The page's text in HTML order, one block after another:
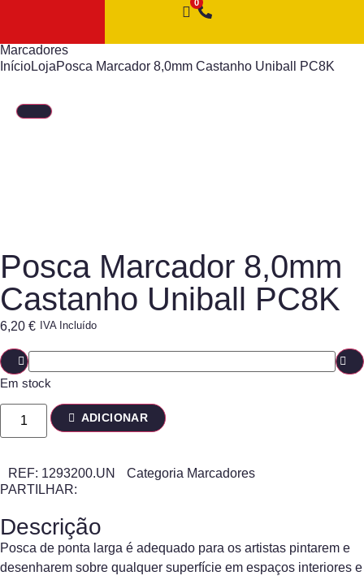
Marcadores
InícioLojaPosca Marcador 8,0mm Castanho Uniball PC8K
Posca Marcador 8,0mm
Castanho Uniball PC8K
6,20 € IVA Incluído
Em stock
ADICIONAR
REF: 1293200.UN Categoria Marcadores
PARTILHAR:
Descrição
Posca de ponta larga é adequado para os artistas pintarem e
desenharem sobre qualquer superfície em espaços interiores e